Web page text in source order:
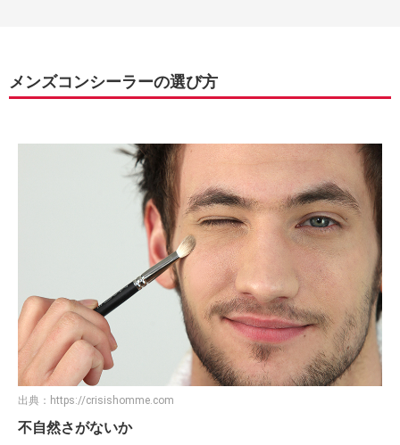
メンズコンシーラーの選び方
出典： https://crisishomme.com
不自然さがないか